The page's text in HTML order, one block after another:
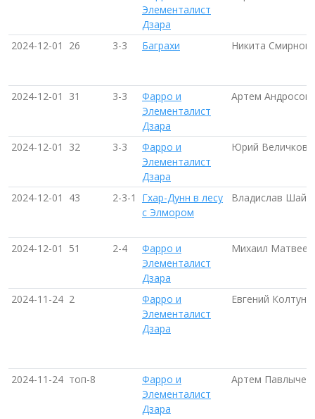
Элементалист
Дзара
2024-12-01 26 3-3 Баграхи Никита Смирнов
2024-12-01 31 3-3
Фарро и
Элементалист
Дзара
Артем Андросов
2024-12-01 32 3-3
Фарро и
Элементалист
Дзара
Юрий
2024-12-01 43 2-3-1
Гхар-Дунн в лесу
с Элмором
Владислав
2024-12-01 51 2-4
Фарро и
Элементалист
Дзара
Михаил Матвеев
2024-11-24 2
Фарро и
Элементалист
Дзара
Евгений
2024-11-24 топ-8
Фарро и
Элементалист
Дзара
Артем